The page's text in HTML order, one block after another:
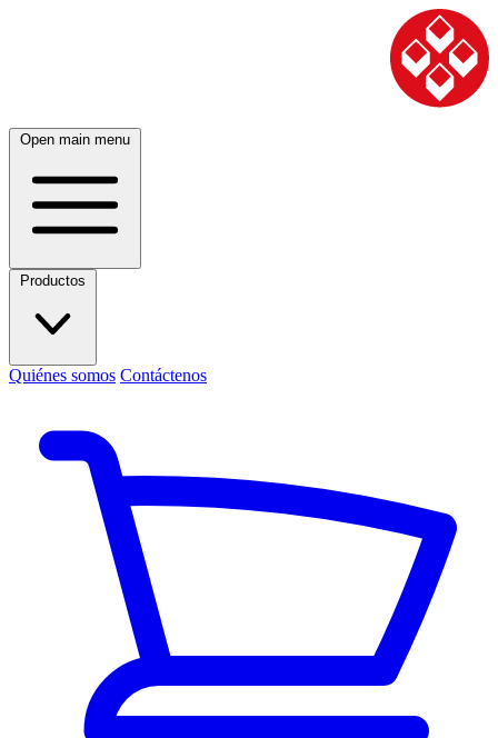
Open main menu
Productos
Quiénes somos Contáctenos